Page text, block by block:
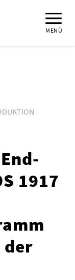
MENÜ
1917
der